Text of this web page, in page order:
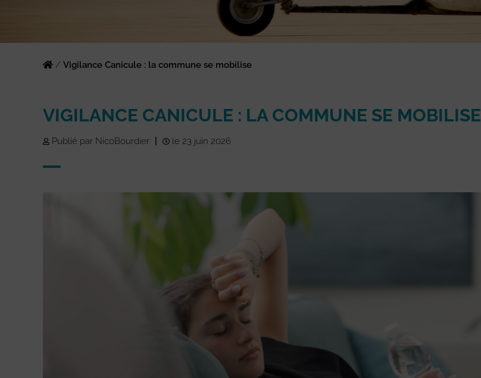
/ Vigilance Canicule : la commune se mobilise
VIGILANCE CANICULE : LA COMMUNE SE MOBILISE
Publié par NicoBourdier le 23 juin 2026